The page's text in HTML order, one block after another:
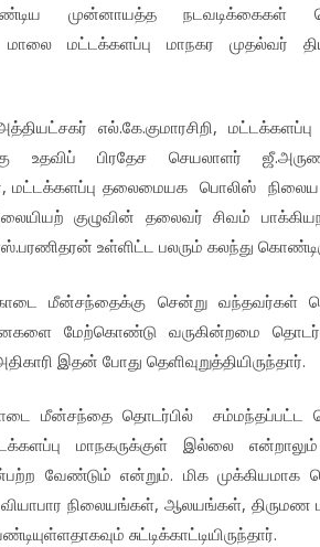
முன்னாயத்த நடவடிக்கைகள்
மாலை மட்டக்களப்பு மாநகர முதல்வர்
எல்.கே.குமாரசிறி,
உதவிப் பிரதேச செயலாளர்
மட்டக்களப்பு தலைமையக பொலிஸ் நிலைய
குழுவின் தலைவர் சிவம்
உள்ளிட்ட பலரும் கலந்து
மீன்சந்தைக்கு சென்று வந்தவர்கள்
மேற்கொண்டு வருகின்றமை
இதன் போது தெளிவுறுத்தியிருந்தார்.
மீன்சந்தை தொடர்பில் சம்மந்தப்பட்ட
மாநகருக்குள் இல்லை என்றாலும்
வேண்டும் என்றும். மிக
நிலையங்கள், ஆலயங்கள்,
சுட்டிக்காட்டியிருந்தார்.